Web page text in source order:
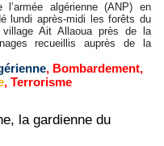
algérienne (ANP) en
lundi après-midi les forêts du
Ait Allaoua près de la
recueillis auprès de la
, Bombardement,
, Terrorisme
la gardienne du